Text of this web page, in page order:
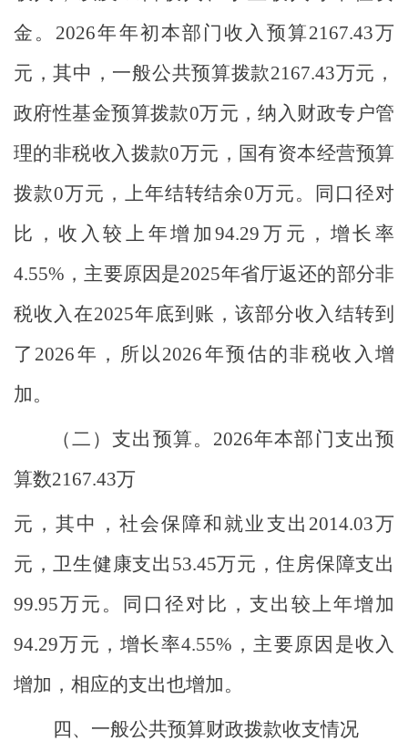
金。 2026年年初本部门收入预算2167.43万
元，其中，一般公共预算拨款2167.43万元，
政府性基金预算拨款0万元，纳入财政专户管
理的非税收入拨款0万元，国有资本经营预算
拨款0万元， 上年结转结余0万元。
同口径对
比， 收入较 上 年增加94.29 万元， 增长率
4.55% ， 主要原因是2025年省厅返还的部分非
税收入在2025年底到账，该部分收入结转到
了2026年，所以2026年预估的非税收入增
加。
（二）支出预算。 2026年本部门支出预
算数2167.43万
元，其中， 社会保障和就业支出 2014.03万
元，卫生健康支出 53.45万元，住房保障支出
99.95万元 。 同口径对比， 支出较 上年增加
94.29万元，增长率4.55% ， 主要原因 是收入
增加，相应的支出也增加。
四、一般公共预算财政拨款收支情况